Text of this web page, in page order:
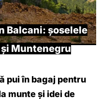
Balcani: șoselele
Muntenegru
pui în bagaj pentru
munte și idei de